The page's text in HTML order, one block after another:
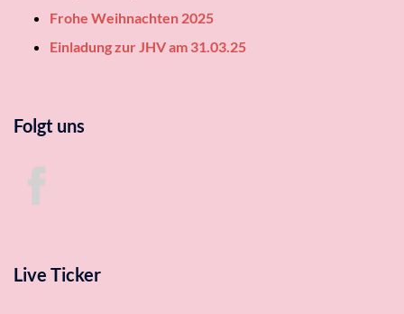
Frohe Weihnachten 2025
Einladung zur JHV am 31.03.25
Folgt uns
Live Ticker